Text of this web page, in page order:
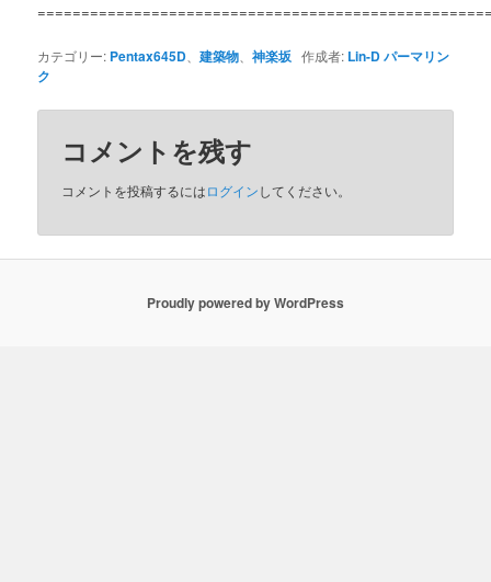
カテゴリー: Pentax645D 、建築物 、神楽坂 作成者: Lin-Dパーマリン
ク
コメントを残す
コメントを投稿するにはログインしてください。
Proudly powered by WordPress